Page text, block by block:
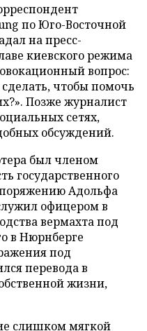
по Юго-Восточной
на пресс-
киевского режима
вопрос:
чтобы помочь
Позже журналист
сетях,
обсуждений.
был членом
государственного
Адольфа
офицером в
вермахта под
в Нюрнберге
под
перевода в
жизни,
слишком мягкой